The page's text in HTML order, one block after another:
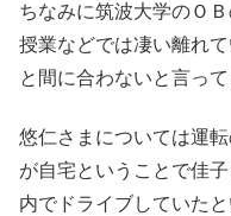
ちなみに筑波大学のＯ
授業などでは凄い離れ
と間に合わないと言って
悠仁さまについては運
が自宅ということで佳
内でドライブしていたと